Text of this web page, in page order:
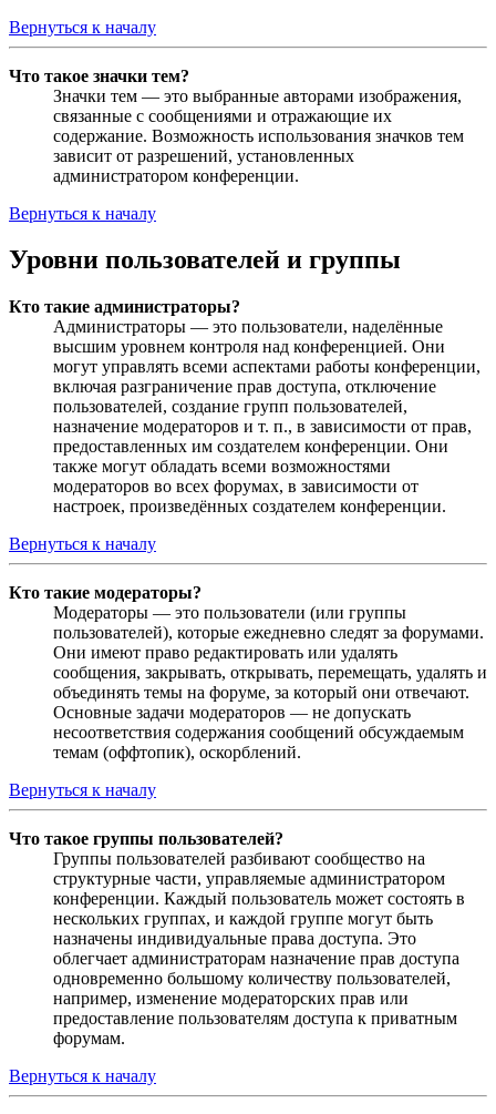
Вернуться к началу
Что такое значки тем?
Значки тем — это выбранные авторами изображения,
связанные с сообщениями и отражающие их
содержание. Возможность использования значков тем
зависит от разрешений, установленных
администратором конференции.
Вернуться к началу
Уровни пользователей и группы
Кто такие администраторы?
Администраторы — это пользователи, наделённые
высшим уровнем контроля над конференцией. Они
могут управлять всеми аспектами работы конференции,
включая разграничение прав доступа, отключение
пользователей, создание групп пользователей,
назначение модераторов и т. п., в зависимости от прав,
предоставленных им создателем конференции. Они
также могут обладать всеми возможностями
модераторов во всех форумах, в зависимости от
настроек, произведённых создателем конференции.
Вернуться к началу
Кто такие модераторы?
Модераторы — это пользователи (или группы
пользователей), которые ежедневно следят за форумами.
Они имеют право редактировать или удалять
сообщения, закрывать, открывать, перемещать, удалять и
объединять темы на форуме, за который они отвечают.
Основные задачи модераторов — не допускать
несоответствия содержания сообщений обсуждаемым
темам (оффтопик), оскорблений.
Вернуться к началу
Что такое группы пользователей?
Группы пользователей разбивают сообщество на
структурные части, управляемые администратором
конференции. Каждый пользователь может состоять в
нескольких группах, и каждой группе могут быть
назначены индивидуальные права доступа. Это
облегчает администраторам назначение прав доступа
одновременно большому количеству пользователей,
например, изменение модераторских прав или
предоставление пользователям доступа к приватным
форумам.
Вернуться к началу